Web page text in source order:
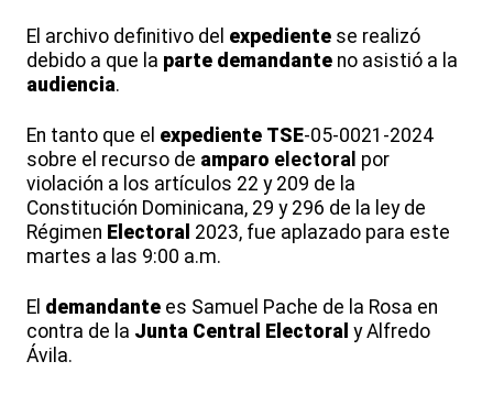
El archivo definitivo del expediente se realizó
debido a que la parte demandante no asistió a la
audiencia.
En tanto que el expediente TSE-05-0021-2024
sobre el recurso de amparo electoral por
violación a los artículos 22 y 209 de la
Constitución Dominicana, 29 y 296 de la ley de
Régimen Electoral 2023, fue aplazado para este
martes a las 9:00 a.m.
El demandante es Samuel Pache de la Rosa en
contra de la Junta Central Electoral y Alfredo
Ávila.